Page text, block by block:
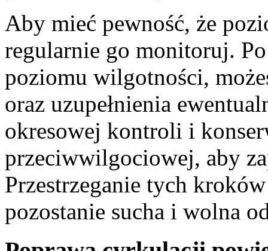
Aby mieć pewność, że
regularnie go monitoruj.
poziomu wilgotności,
oraz uzupełnienia
okresowej kontroli i
przeciwwilgociowej, aby
Przestrzeganie tych
pozostanie sucha i wolna